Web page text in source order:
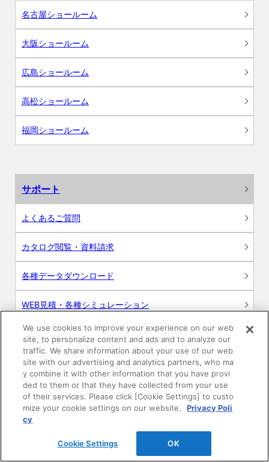
名古屋ショールーム
大阪ショールーム
広島ショールーム
高松ショールーム
福岡ショールーム
サポート
よくあるご質問
カタログ閲覧・資料請求
各種データダウンロード
WEB見積・各種シミュレーション
交換用部品の購入
修理・点検
お問い合わせ
ログイン
建築・設計関係者様向けサイト
We use cookies to improve your experience on our web
site, to personalize content and ads and to analyze our
traffic. We share information about your use of our web
site with our advertising and analytics partners, who ma
y combine it with other information that you have provi
ded to them or that they have collected from your use
of their services. Please click [Cookie Settings] to custo
mize your cookie settings on our website.
Privacy Poli
cy
Cookie Settings OK